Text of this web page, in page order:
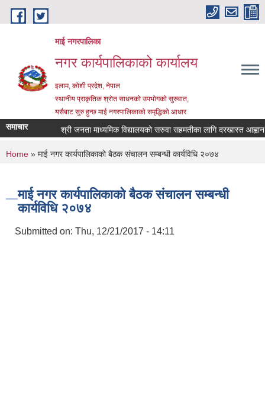
Skip to main content
माई नगरपालिका
नगर कार्यपालिकाको कार्यालय
इलाम, कोशी प्रदेश, नेपाल
स्थानीय प्राकृतिक श्रोत साधनको उपभोगको सुरुवात,
यसैबाट सुरु हुन्छ माई नगरपालिकाको समृद्धिको आधार
समाचार श्री जनता माध्यमिक विद्यालयको सरुवा सहमतीका लागि दरखास्त आह्वान
You are here
Home » माई नगर कार्यपालिकाको बैठक संचालन सम्बन्धी कार्यविधि २०७४
माई नगर कार्यपालिकाको बैठक संचालन सम्बन्धी
कार्यविधि २०७४
Submitted on: Thu, 12/21/2017 - 14:11